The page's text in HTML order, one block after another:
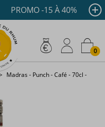
€ Livraison offerte
PROMO -15 À 40%
0
Madras - Punch - Café - 70cl -